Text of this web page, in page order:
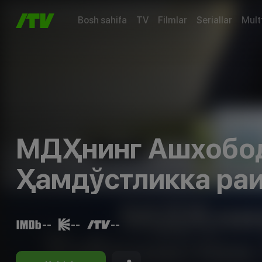
Bosh sahifa TV Filmlar Seriallar
МДҲнинг
Ҳамдўстликка
-- -- --